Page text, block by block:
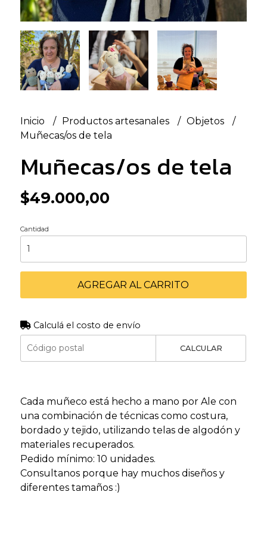
Inicio Productos artesanales
Objetos
Muñecas/os de tela
Muñecas/os de tela
$49.000,00
Cantidad
AGREGAR AL CARRITO
Calculá el costo de envío
CALCULAR
Cada muñeco está hecho a mano por Ale con
una combinación de técnicas como costura,
bordado y tejido, utilizando telas de algodón y
materiales recuperados.
Pedido mínimo: 10 unidades.
Consultanos porque hay muchos diseños y
diferentes tamaños :)